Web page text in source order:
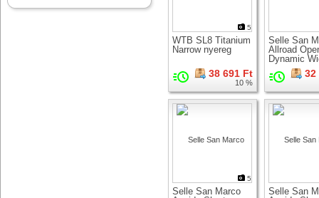
5
WTB SL8 Titanium
Narrow nyereg
38 691 Ft
10 %
Selle San
Allroad
Dynamic
nyereg
32
5
Selle San Marco
Selle San